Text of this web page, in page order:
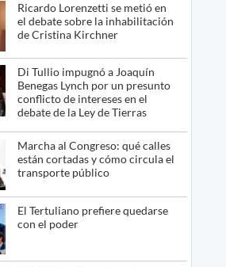
Ricardo Lorenzetti se metió en
el debate sobre la inhabilitación
de Cristina Kirchner
Di Tullio impugnó a Joaquín
Benegas Lynch por un presunto
conflicto de intereses en el
debate de la Ley de Tierras
Marcha al Congreso: qué calles
están cortadas y cómo circula el
transporte público
El Tertuliano prefiere quedarse
con el poder